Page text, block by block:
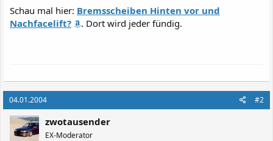
Schau mal hier: Bremsscheiben Hinten vor und
Nachfacelift?
. Dort wird jeder fündig.
04.01.2004 #2
zwotausender
EX-Moderator